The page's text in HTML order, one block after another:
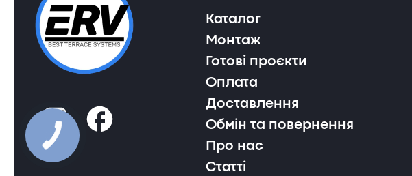
Каталог
Монтаж
Готові проєкти
Оплата
Доставлення
Обмін та повернення
Про нас
Статті